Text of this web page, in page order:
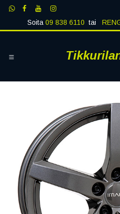
Siirry sisältöön
Soita09 838 6110 tai